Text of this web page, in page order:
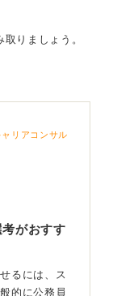
りましょう。
リアコンサル
がおすす
るには、ス
的に公務員